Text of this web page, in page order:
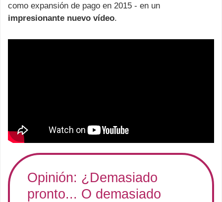
como expansión de pago en 2015 - en un
impresionante nuevo vídeo.
Opinión: ¿Demasiado
pronto... O demasiado